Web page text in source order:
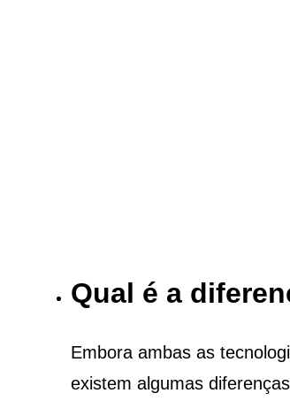
Qual é a
Embora ambas as
existem algumas